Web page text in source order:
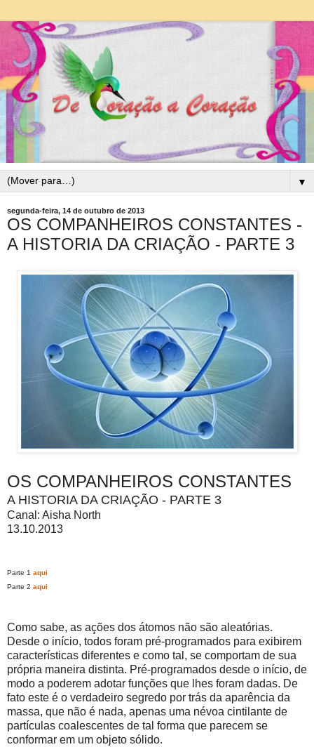
▼
segunda-feira, 14 de outubro de 2013
OS COMPANHEIROS CONSTANTES -
A HISTORIA DA CRIAÇÃO - PARTE 3
OS COMPANHEIROS CONSTANTES
A HISTORIA DA CRIAÇÃO - PARTE 3
Canal: Aisha North
13.10.2013
Parte 1 aqui
Parte 2 aqui
Como sabe, as ações dos átomos não são aleatórias.
Desde o início, todos foram pré-programados para exibirem
características diferentes e como tal, se comportam de sua
própria maneira distinta. Pré-programados desde o início, de
modo a poderem adotar funções que lhes foram dadas. De
fato este é o verdadeiro segredo por trás da aparência da
massa, que não é nada, apenas uma névoa cintilante de
partículas coalescentes de tal forma que parecem se
conformar em um objeto sólido.